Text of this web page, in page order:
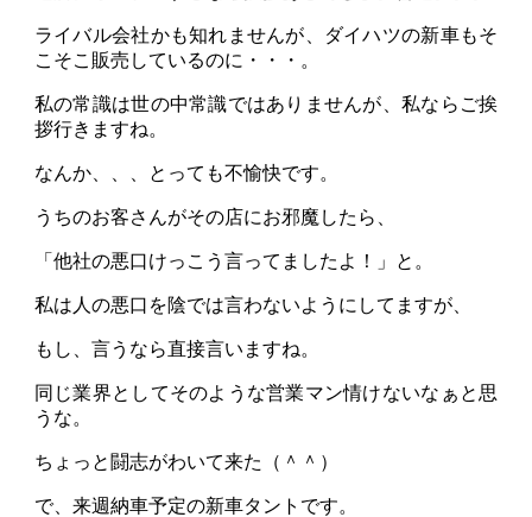
ライバル会社かも知れませんが、ダイハツの新車もそ
こそこ販売しているのに・・・。
私の常識は世の中常識ではありませんが、私ならご挨
拶行きますね。
なんか、、、とっても不愉快です。
うちのお客さんがその店にお邪魔したら、
「他社の悪口けっこう言ってましたよ！」と。
私は人の悪口を陰では言わないようにしてますが、
もし、言うなら直接言いますね。
同じ業界としてそのような営業マン情けないなぁと思
うな。
ちょっと闘志がわいて来た（＾＾）
で、来週納車予定の新車タントです。